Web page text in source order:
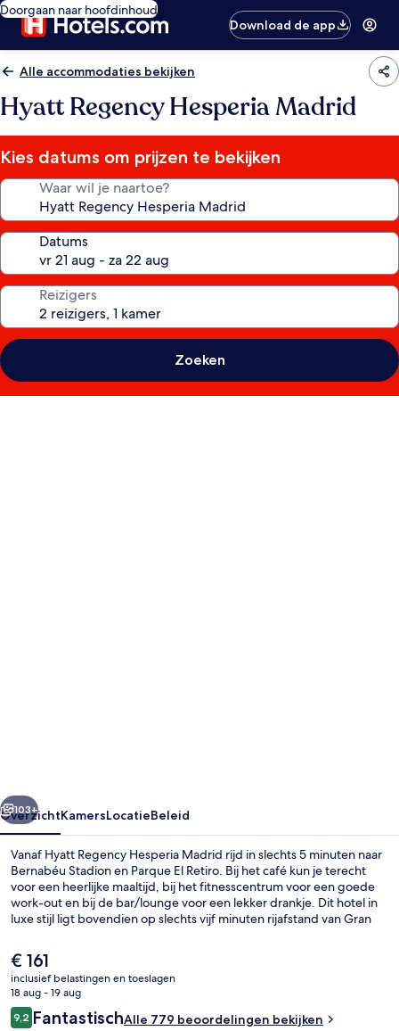
Doorgaan naar hoofdinhoud
Download de app
Alle accommodaties bekijken
Hyatt Regency Hesperia Madrid
Kies datums om prijzen te bekijken
Waar wil je naartoe?
Datums
Reizigers
Zoeken
Volgende
103+
OverzichtKamersLocatieBeleid
Vanaf Hyatt Regency Hesperia Madrid rijd in slechts 5 minuten naar
Bernabéu Stadion en Parque El Retiro. Bij het café kun je terecht
voor een heerlijke maaltijd, bij het fitnesscentrum voor een goede
work-out en bij de bar/lounge voor een lekker drankje. Dit hotel in
luxe stijl ligt bovendien op slechts vijf minuten rijafstand van Gran
personeel. Het openbaar vervoer vind je op korte loopafstand:
Metrostation Gregorio Maranon ligt vlakbij en Metrostation Ruben
Dario ligt 8 minuten verderop.
De
huidige
prijs
is
€ 161
€ 161
inclusief belastingen en toeslagen
18 aug - 19 aug
Beoordelingen
9,29,2 op 10 –
FantastischAlle 779 beoordelingen bekijken